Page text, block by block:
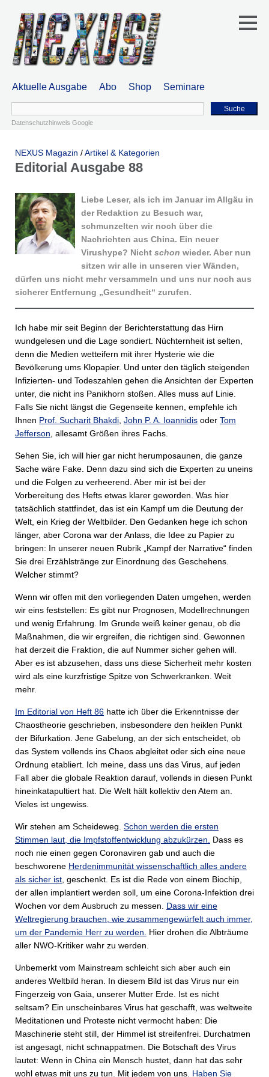
Aktuelle Ausgabe Abo Shop Seminare
Suche
Datenschutzhinweis Google
NEXUS Magazin /Artikel & Kategorien
Editorial Ausgabe 88
Liebe Leser, als ich im Januar im Allgäu in
der Redaktion zu Besuch war,
schmunzelten wir noch über die
Nachrichten aus China. Ein neuer
Virushype? Nicht schon wieder. Aber nun
sitzen wir alle in unseren vier Wänden,
dürfen uns nicht mehr versammeln und uns nur noch aus
sicherer Entfernung „Gesundheit“ zurufen.
Ich habe mir seit Beginn der Berichterstattung das Hirn
wundgelesen und die Lage sondiert. Nüchternheit ist selten,
denn die Medien wetteifern mit ihrer Hysterie wie die
Bevölkerung ums Klopapier. Und unter den täglich steigenden
Infizierten- und Todeszahlen gehen die Ansichten der Experten
unter, die nicht ins Panikhorn stoßen. Alles muss auf Linie.
Falls Sie nicht längst die Gegenseite kennen, empfehle ich
Ihnen Prof. Sucharit Bhakdi John P. A. Ioannidis oder Tom
Jefferson , allesamt Größen ihres Fachs.
Sehen Sie, ich will hier gar nicht herumposaunen, die ganze
Sache wäre Fake. Denn dazu sind sich die Experten zu uneins
und die Folgen zu verheerend. Aber mir ist bei der
Vorbereitung des Hefts etwas klarer geworden. Was hier
tatsächlich stattfindet, das ist ein Kampf um die Deutung der
Welt, ein Krieg der Weltbilder. Den Gedanken hege ich schon
länger, aber Corona war der Anlass, die Idee zu Papier zu
bringen: In unserer neuen Rubrik „Kampf der Narrative“ finden
Sie drei Erzählstränge zur Einordnung des Geschehens.
Welcher stimmt?
Wenn wir offen mit den vorliegenden Daten umgehen, werden
wir eins feststellen: Es gibt nur Prognosen, Modellrechnungen
und wenig Erfahrung. Im Grunde weiß keiner genau, ob die
Maßnahmen, die wir ergreifen, die richtigen sind. Gewonnen
hat derzeit die Fraktion, die auf Nummer sicher gehen will.
Aber es ist abzusehen, dass uns diese Sicherheit mehr kosten
wird als eine kurzfristige Spitze von Schwerkranken. Weit
mehr.
Im Editorial von Heft 86 hatte ich über die Erkenntnisse der
Chaostheorie geschrieben, insbesondere den heiklen Punkt
der Bifurkation. Jene Gabelung, an der sich entscheidet, ob
das System vollends ins Chaos abgleitet oder sich eine neue
Ordnung etabliert. Ich meine, dass uns das Virus, auf jeden
Fall aber die globale Reaktion darauf, vollends in diesen Punkt
hineinkatapultiert hat. Die Welt hält kollektiv den Atem an.
Vieles ist ungewiss.
Wir stehen am Scheideweg. Schon werden die ersten
Stimmen laut, die Impfstoffentwicklung abzukürzen.
Dass es
noch nie einen gegen Coronaviren gab und auch die
beschworene Herdenimmunität wissenschaftlich alles andere
als sicher ist , geschenkt. Es ist die Rede von einem Biochip,
der allen implantiert werden soll, um eine Corona-Infektion drei
Wochen vor dem Ausbruch zu messen. Dass wir eine
Weltregierung brauchen, wie zusammengewürfelt auch immer,
um der Pandemie Herr zu werden.
Hier drohen die Albträume
aller NWO-Kritiker wahr zu werden.
Unbemerkt vom Mainstream schleicht sich aber auch ein
anderes Weltbild heran. In diesem Bild ist das Virus nur ein
Fingerzeig von Gaia, unserer Mutter Erde. Ist es nicht
seltsam? Ein unscheinbares Virus hat geschafft, was weltweite
Meditationen und Proteste nicht vermocht haben: Die
Maschinerie steht still, der Himmel ist streifenfrei. Durchatmen
ist angesagt, nicht schnappatmen. Die Botschaft des Virus
lautet: Wenn in China ein Mensch hustet, dann hat das sehr
wohl etwas mit uns zu tun. Mit jedem von uns. Haben Sie